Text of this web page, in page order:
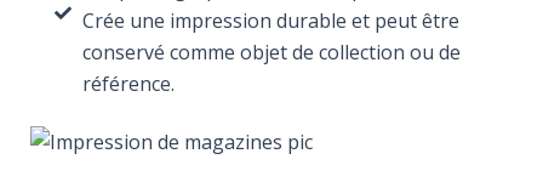
Crée une impression durable et peut être
conservé comme objet de collection ou de
référence.